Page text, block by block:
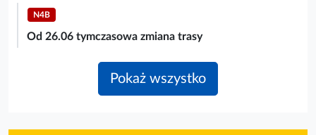
N4B
Od 26.06 tymczasowa zmiana trasy
Pokaż wszystko